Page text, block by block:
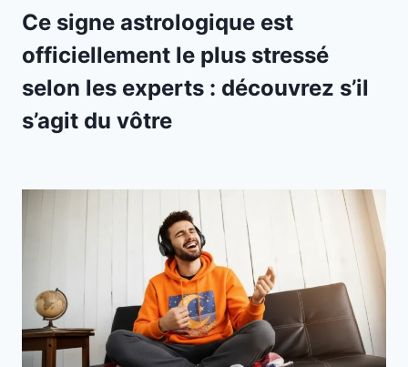
Ce signe astrologique est
officiellement le plus stressé
selon les experts : découvrez s’il
s’agit du vôtre